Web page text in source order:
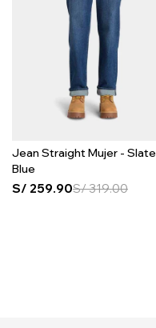
Jean Straight Mujer - Slate
Blue
S/ 259.90S/319.00